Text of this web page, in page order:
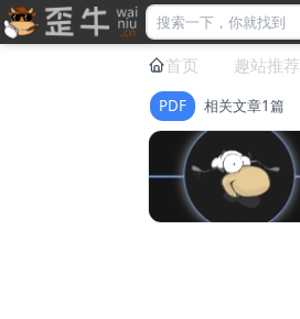
首页 趣站推荐
PDF 相关文章1篇